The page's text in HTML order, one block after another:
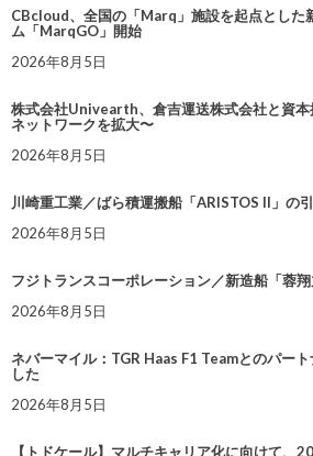
CBcloud、全国の「Marq」施設を起点とした
ム「MarqGO」開始
2026年8月5日
株式会社Univearth、倉吉運送株式会社と資
ネットワークを拡大〜
2026年8月5日
川崎重工業／ばら積運搬船「ARISTOS II」の
2026年8月5日
フジトランスコーポレーション／新造船「蓉
2026年8月5日
ネバーマイル：TGR Haas F1 Teamとのパー
した
2026年8月5日
【トドケール】マルチキャリア化に向けて、